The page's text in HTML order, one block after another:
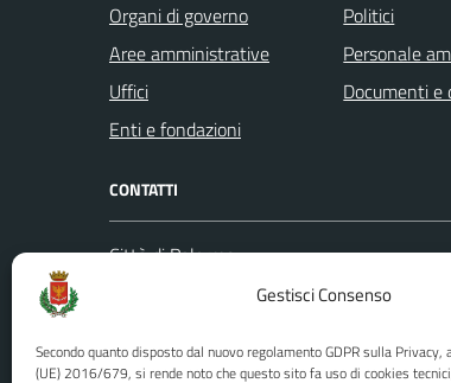
Gestisci Consenso
Secondo quanto disposto dal nuovo regolamento GDPR sulla
(UE) 2016/679, si rende noto che questo sito fa uso di cookies
Organi di governo
Aree amministrative
Uffici
Enti e fondazioni
Politici
Personale
Documenti e
CONTATTI
Città di Palermo
Codice fiscale / P. IVA:80016350821
U.O. Ufficio Relazioni con il Pubblico